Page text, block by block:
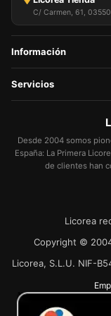
C/ Carmen, 61,
Información
Servicios
Desde 2004 somos
España: La Primera
de clientes han
Licorea
Copyright ©
Licorea, S.L.U. NIF-